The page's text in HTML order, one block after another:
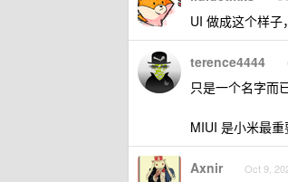
UI 做成这个样
terence4444
只是一个名字而
MIUI 是小米最重
Axnir Oct 9,